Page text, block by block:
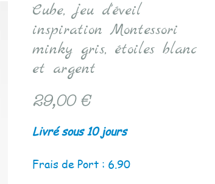
Cube, jeu d'éveil
inspiration Montessori
minky gris, étoiles blanc
et argent
29,00 €Prix
Livré sous 10 jours
Frais de Port : 6.90